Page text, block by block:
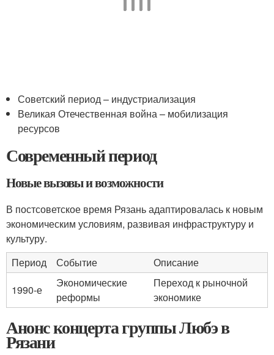
Советский период – индустриализация
Великая Отечественная война – мобилизация
ресурсов
Современный период
Новые вызовы и возможности
В постсоветское время Рязань адаптировалась к новым
экономическим условиям, развивая инфраструктуру и
культуру.
Период
Событие
Описание
1990-е
Экономические
реформы
Переход к рыночной
экономике
Анонс концерта группы Любэ в
Рязани